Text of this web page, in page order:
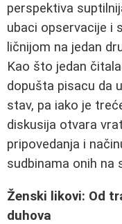
perspektiva
ubaci opservacije i
ličnijom na jedan
Kao što jedan
dopušta pisacu da
stav, pa iako je
diskusija otvara
pripovedanja i
sudbinama onih na
Ženski likovi: Od
duhova